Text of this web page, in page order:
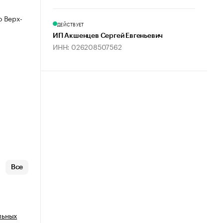
Верх-
Все
ДЕЙСТВУЕТ
ИП Акшенцев Сергей Евгеньевич
ИНН: 026208507562